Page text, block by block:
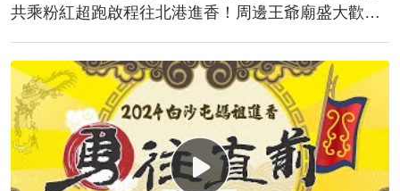
共乘粉紅超跑啟程往北港進香！周邊王爺廟盛大歡